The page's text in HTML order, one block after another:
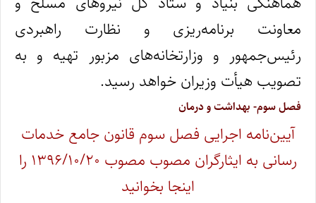
معاونت برنامه‌ریزی و نظارت راهبردی
رئیس‌جمهور و وزارتخانه‌های مزبور تهیه و به
تصویب هیأت وزیران خواهد رسید.
فصل سوم- بهداشت و درمان
آیین‌نامه اجرایی فصل سوم قانون جامع خدمات
رسانی به ایثارگران مصوب مصوب ۱۳۹۶/۱۰/۲۰ را
اینجا بخوانید